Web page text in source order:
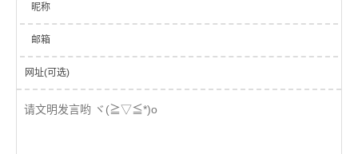
昵称
邮箱
网址(可选)